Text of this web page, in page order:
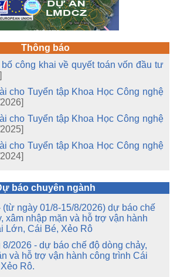
Thông báo
công khai về quyết toán vốn đầu tư
cho Tuyển tập Khoa Học Công nghệ
cho Tuyển tập Khoa Học Công nghệ
cho Tuyển tập Khoa Học Công nghệ
báo chuyên ngành
(từ ngày 01/8-15/8/2026) dự báo chế
xâm nhập mặn và hỗ trợ vận hành
Lớn, Cái Bé, Xẻo Rô
8/2026 - dự báo chế độ dòng chảy,
và hỗ trợ vận hành công trình Cái
Rô.